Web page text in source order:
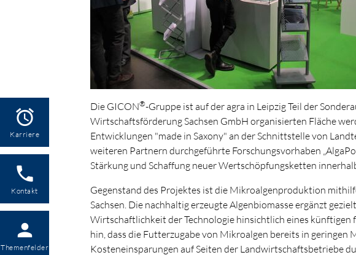
alarm
Karriere
phone
Kontakt
person
Themenfelder
Die GICON®-Gruppe ist auf der agra in Leipzig Teil der
Wirtschaftsförderung Sachsen GmbH organisierten Fläche
Entwicklungen "made in Saxony" an der Schnittstelle von
weiteren Partnern durchgeführte Forschungsvorhaben
Stärkung und Schaffung neuer Wertschöpfungsketten
Gegenstand des Projektes ist die Mikroalgenproduktion
Sachsen. Die nachhaltig erzeugte Algenbiomasse ergänzt
Wirtschaftlichkeit der Technologie hinsichtlich eines künftigen
hin, dass die Futterzugabe von Mikroalgen bereits in geringen
Kosteneinsparungen auf Seiten der Landwirtschaftsbetriebe